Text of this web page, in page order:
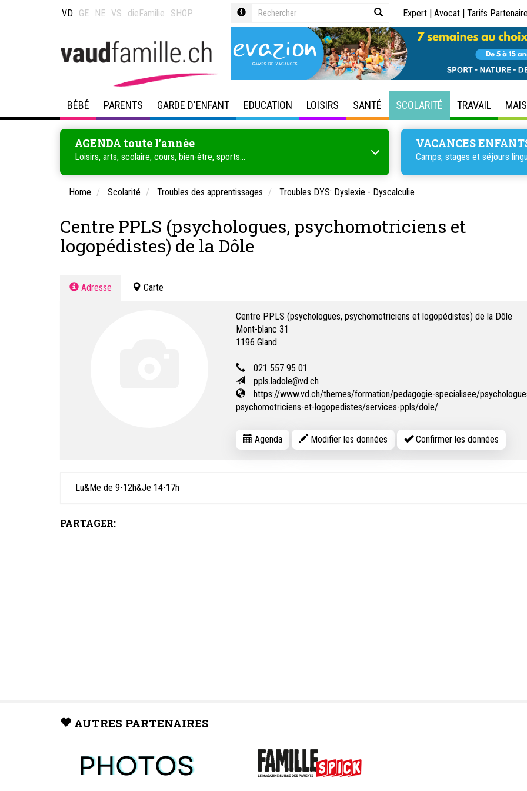
VD GE NE VS dieFamilie SHOP Expert | Avocat | Tarifs
BÉBÉ PARENTS GARDE D'ENFANT EDUCATION LOISIRS SANTÉ SCOLARITÉ TRAVAIL
AGENDA toute l'année
Loisirs, arts, scolaire, cours, bien-être, sports...
VACANCES
Camps, stages et séjours
Home Scolarité Troubles des apprentissages Troubles DYS: Dyslexie - Dyscalculie
Centre PPLS (psychologues, psychomotriciens et
logopédistes) de la Dôle
Adresse Carte
Centre PPLS (psychologues, psychomotriciens et logopédistes) de la Dôle
Mont-blanc 31
1196 Gland
021 557 95 01
ppls.ladole@vd.ch
https://www.vd.ch/themes/formation/pedagogie-specialisee/
psychomotriciens-et-logopedistes/services-ppls/dole/
Agenda Modifier les données Confirmer les données
Lu&Me de 9-12h&Je 14-17h
PARTAGER:
AUTRES PARTENAIRES